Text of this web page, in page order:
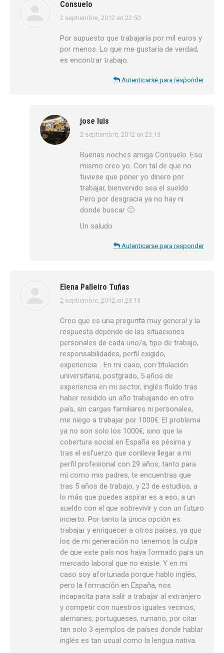
Consuelo
dice:
2 septiembre, 2012 en 22:50
Por supuesto que trabajaría por mil euros y
por menos. Lo que me gustaría de verdad,
es encontrar trabajo.
Autenticarse para responder
jose luis
dice:
2 septiembre, 2012 en 23:13
Buenas noches amiga Consuelo. Eso
mismo creo yo. Con tal de que no
tuviese que poner yo dinero por
trabajar, bienvenido sea el sueldo.
Pero por desgracia ya no hay ni
donde buscar 🙁
Un saludo
Autenticarse para responder
Elena Palleiro Tuñas
dice:
2 septiembre, 2012 en 23:13
Creo que es una pregunta muy general y la
respuesta depende de las situaciones
personales de cada uno/a, tipo de trabajo,
responsabilidades, perfil exigido,
experiencia… En mi caso, con titulación
universitaria, postgrado, 5 años de
experiencia en mi sector, inglés fluído tras
haber residido un año trabajando en otro
país, sin cargas familiares ni personales,
me niego a trabajar por 1000€. El problema
ya no son solo los 1000€, sino que la
cobertura social en España es pésima y
tras el esfuerzo que conlleva llegar a mi
perfil profesional con 29 años, tanto para
mí como mis padres, te encuentras que
tras 5 años de trabajo, y 23 de estudios, a
lo más que puedes aspirar es a eso, a un
sueldo con el que sobrevivir y con un futuro
incierto. Por tanto la única opción es
trabajar y enriquecer a otros países, ya que
los de mi generación no tenemos la culpa
de que este país nos haya formado para un
mercado laboral que no existe. Y en mi
caso soy afortunada porque hablo inglés,
pero la formación en España, nos
incapacita para salir a trabajar al extranjero
y competir con nuestros iguales vecinos,
alemanes, portugueses, rumano, por citar
tan solo 3 ejemplos de países donde hablar
inglés es tan usual como la lengua nativa.